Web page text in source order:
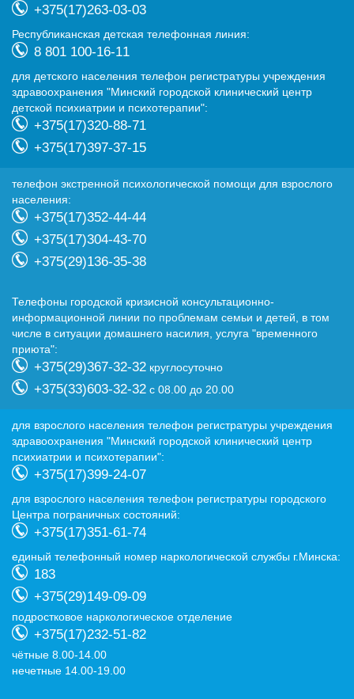
+375(17)263-03-03
Республиканская детская телефонная линия:
8 801 100-16-11
для детского населения телефон регистратуры учреждения
здравоохранения "Минский городской клинический центр
детской психиатрии и психотерапии":
+375(17)320-88-71
+375(17)397-37-15
телефон экстренной психологической помощи для взрослого
населения:
+375(17)352-44-44
+375(17)304-43-70
+375(29)136-35-38
Телефоны городской кризисной консультационно-
информационной линии по проблемам семьи и детей, в том
числе в ситуации домашнего насилия, услуга "временного
приюта":
+375(29)367-32-32 круглосуточно
+375(33)603-32-32 с 08.00 до 20.00
для взрослого населения телефон регистратуры учреждения
здравоохранения "Минский городской клинический центр
психиатрии и психотерапии":
+375(17)399-24-07
для взрослого населения телефон регистратуры городского
Центра пограничных состояний:
+375(17)351-61-74
eдиный телефонный номер наркологической службы г.Минска:
183
+375(29)149-09-09
подростковое наркологическое отделение
+375(17)232-51-82
чётные 8.00-14.00
нечетные 14.00-19.00